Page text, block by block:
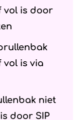
vol is door
vol is via
niet
door SIP